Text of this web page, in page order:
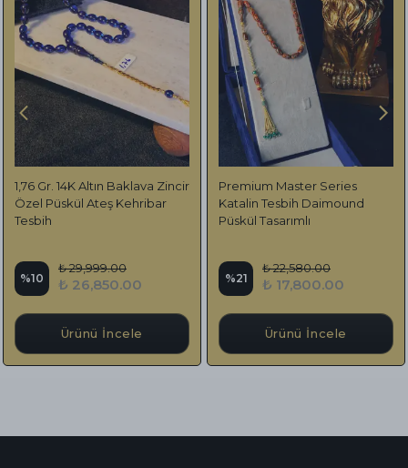
1,76 Gr. 14K Altın Baklava Zincir
Özel Püskül Ateş Kehribar
Tesbih
%10
₺ 29,999.00
₺ 26,850.00
Ürünü İncele
Premium Master Series
Katalin Tesbih Daimound
Püskül Tasarımlı
%21
₺ 22,580.00
₺ 17,800.00
Ürünü İncele